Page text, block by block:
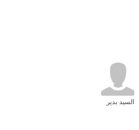
السيد بدير